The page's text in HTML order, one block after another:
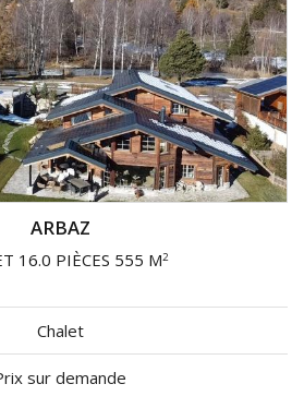
ARBAZ
16.0 PIÈCES 555 M2
Chalet
sur demande